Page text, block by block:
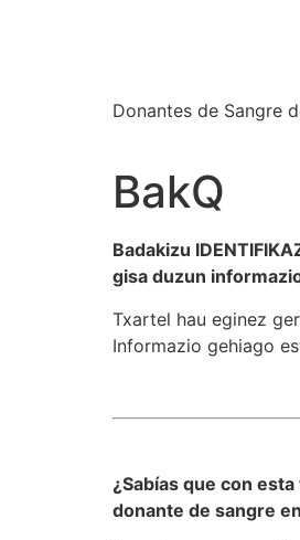
Donantes de Sangre
BakQ
Badakizu
gisa duzun
Txartel hau eginez
Informazio gehiago
¿Sabías que con
donante de sangre